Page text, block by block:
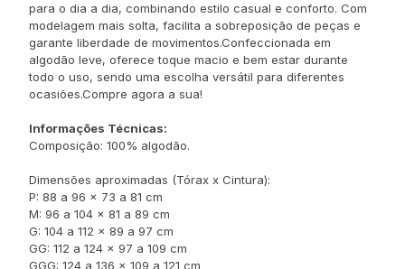
para o dia a dia, combinando estilo casual e conforto. Com
modelagem mais solta, facilita a sobreposição de peças e
garante liberdade de movimentos.Confeccionada em
algodão leve, oferece toque macio e bem estar durante
todo o uso, sendo uma escolha versátil para diferentes
ocasiões.Compre agora a sua!
Informações Técnicas:
Composição: 100% algodão.
Dimensões aproximadas (Tórax x Cintura):
P: 88 a 96 x 73 a 81 cm
M: 96 a 104 x 81 a 89 cm
G: 104 a 112 x 89 a 97 cm
GG: 112 a 124 x 97 a 109 cm
GGG: 124 a 136 x 109 a 121 cm